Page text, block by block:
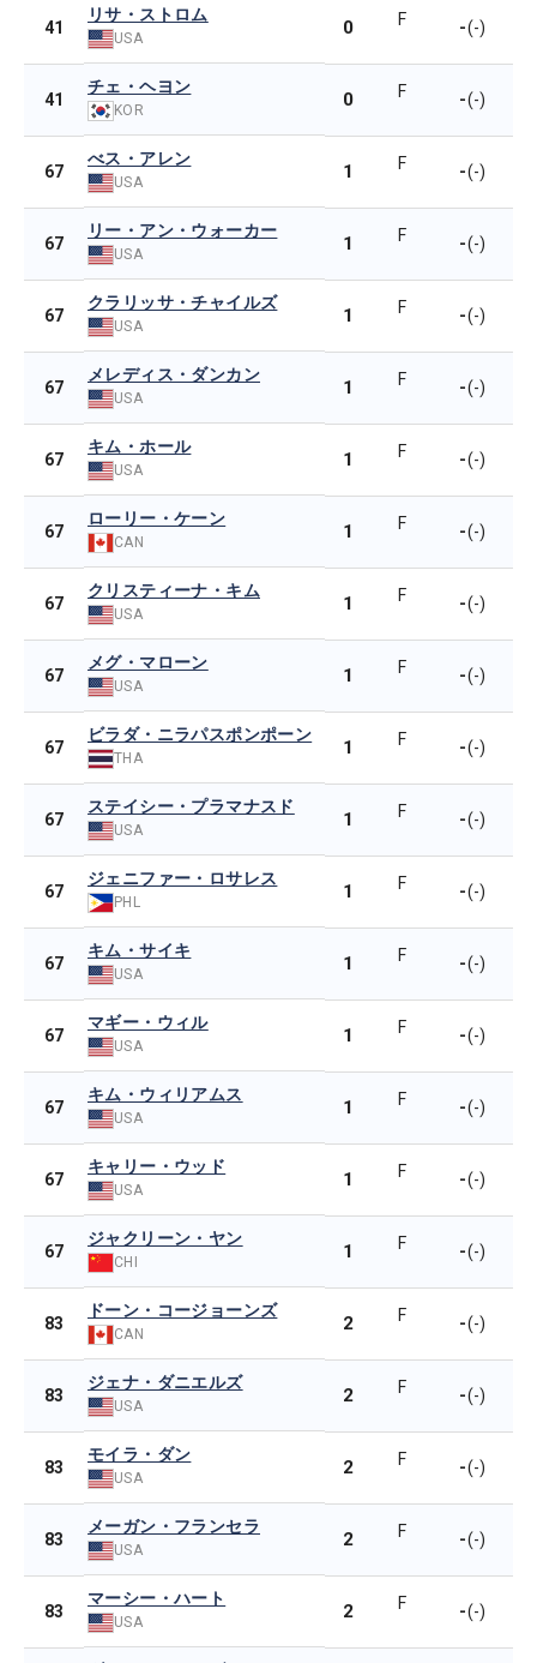
41
リサ・ストロム
USA 0 F -(-)
41
チェ・ヘヨン
KOR 0 F -(-)
67
べス・アレン
USA 1 F -(-)
67
リー・アン・ウォーカー
USA 1 F -(-)
67
クラリッサ・チャイルズ
USA 1 F -(-)
67
メレディス・ダンカン
USA 1 F -(-)
67
キム・ホール
USA 1 F -(-)
67
ローリー・ケーン
CAN 1 F -(-)
67
クリスティーナ・キム
USA 1 F -(-)
67
メグ・マローン
USA 1 F -(-)
67
ビラダ・ニラパスポンポーン
THA 1 F -(-)
67
ステイシー・プラマナスド
USA 1 F -(-)
67
ジェニファー・ロサレス
PHL 1 F -(-)
67
キム・サイキ
USA 1 F -(-)
67
マギー・ウィル
USA 1 F -(-)
67
キム・ウィリアムス
USA 1 F -(-)
67
キャリー・ウッド
USA 1 F -(-)
67
ジャクリーン・ヤン
CHI 1 F -(-)
83
ドーン・コージョーンズ
CAN 2 F -(-)
83
ジェナ・ダニエルズ
USA 2 F -(-)
83
モイラ・ダン
USA 2 F -(-)
83
メーガン・フランセラ
USA 2 F -(-)
83
マーシー・ハート
USA 2 F -(-)